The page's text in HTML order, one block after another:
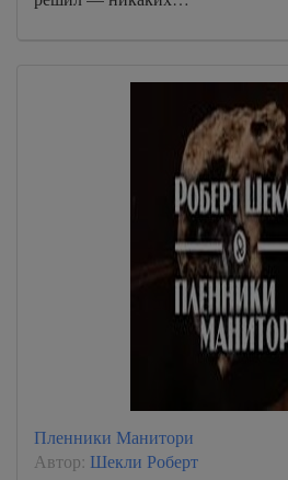
Пленники Манитори
Автор: Шекли Роберт